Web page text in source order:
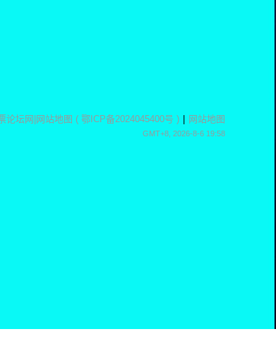
论坛网 网站地图 ( 鄂ICP备2024045400号 ) 网站地图
GMT+8, 2026-8-6 19:58